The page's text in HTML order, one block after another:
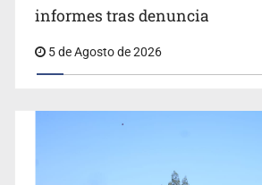
informes tras denuncia
5 de Agosto de 2026